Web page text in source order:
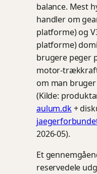
balance. Mest
handler om
platforme) og
platforme)
brugere peger
motor-
om man bruger
(Kilde:
aulum.dk+
2026-05).
Et
reservedele